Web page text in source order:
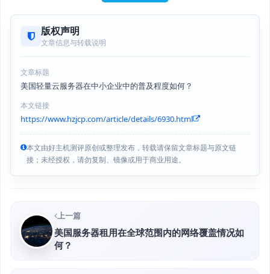
版权声明
文章信息与转载说明
文章标题
美国轻量云服务器在中小企业中的普及程度如何？
本文链接
https://www.hzjcp.com/article/details/6930.html
本文由好主机测评原创或整理发布，转载请保留文章标题与原文链
接；未经授权，请勿复制、镜像或用于商业用途。
上一篇
美国服务器租用在全球范围内的网络覆盖情况如
何？